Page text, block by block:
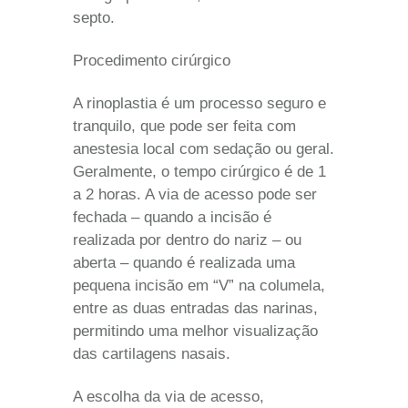
septo.
Procedimento cirúrgico
A rinoplastia é um processo seguro e
tranquilo, que pode ser feita com
anestesia local com sedação ou geral.
Geralmente, o tempo cirúrgico é de 1
a 2 horas. A via de acesso pode ser
fechada – quando a incisão é
realizada por dentro do nariz – ou
aberta – quando é realizada uma
pequena incisão em “V” na columela,
entre as duas entradas das narinas,
permitindo uma melhor visualização
das cartilagens nasais.
A escolha da via de acesso,